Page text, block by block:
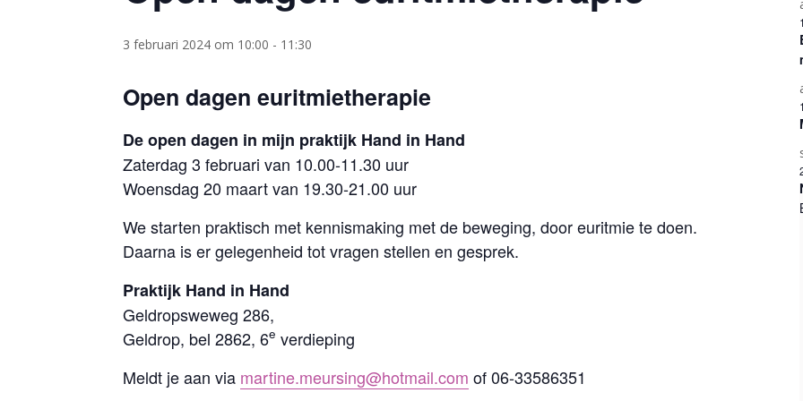
3 februari 2024 om 10:00 - 11:30
Open dagen euritmietherapie
De open dagen in mijn praktijk Hand in Hand
Zaterdag 3 februari van 10.00-11.30 uur
Woensdag 20 maart van 19.30-21.00 uur
We starten praktisch met kennismaking met de beweging, door euritmie te doen.
Daarna is er gelegenheid tot vragen stellen en gesprek.
Praktijk Hand in Hand
Geldropsweweg 286,
Geldrop, bel 2862, 6e verdieping
Meldt je aan via martine.meursing@hotmail.com of 06-33586351